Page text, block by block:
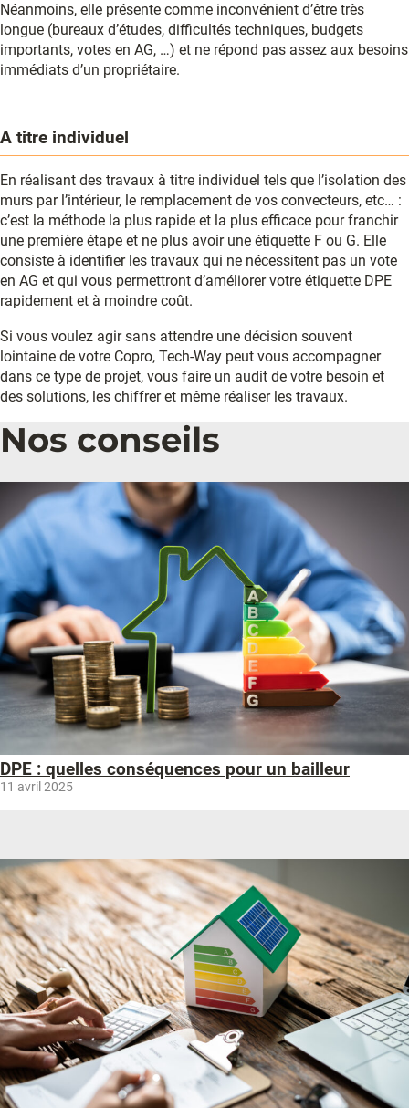
Néanmoins, elle présente comme inconvénient d’être très
longue (bureaux d’études, difficultés techniques, budgets
importants, votes en AG, …) et ne répond pas assez aux besoins
immédiats d’un propriétaire.
A titre individuel
En réalisant des travaux à titre individuel tels que l’isolation des
murs par l’intérieur, le remplacement de vos convecteurs, etc… :
c’est la méthode la plus rapide et la plus efficace pour franchir
une première étape et ne plus avoir une étiquette F ou G. Elle
consiste à identifier les travaux qui ne nécessitent pas un vote
en AG et qui vous permettront d’améliorer votre étiquette DPE
rapidement et à moindre coût.
Si vous voulez agir sans attendre une décision souvent
lointaine de votre Copro, Tech-Way peut vous accompagner
dans ce type de projet, vous faire un audit de votre besoin et
des solutions, les chiffrer et même réaliser les travaux.
Nos conseils
DPE : quelles conséquences pour un bailleur
11 avril 2025